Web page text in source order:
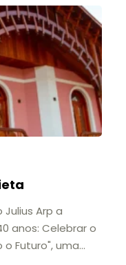
Julius Arp a
anos: Celebrar o
o Futuro", uma